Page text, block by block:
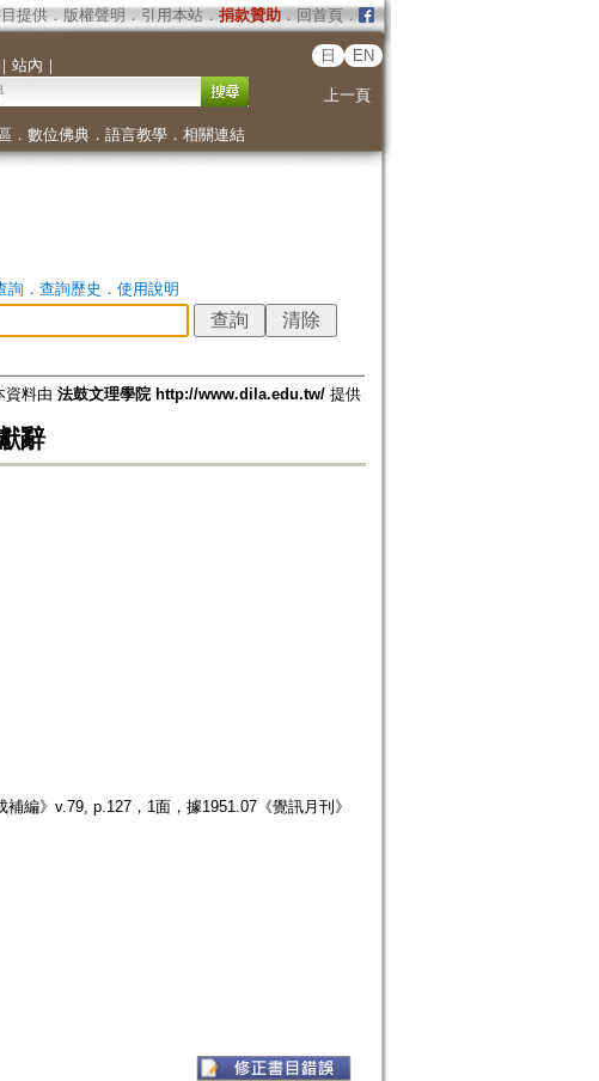
提供． 版權聲明 ． 引用本站． 捐款贊助．回首頁．
站內 ｜
日 EN
上一頁
． 數位佛典． 語言教學． 相關連結
詢． 查詢歷史 ． 使用說明
資料由 法鼓文理學院 http://www.dila.edu.tw/提供
辭
編》v.79, p.127，1面，據1951.07《覺訊月刊》